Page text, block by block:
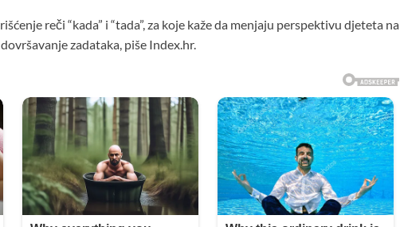
reči “kada” i “tada”, za koje kaže da menjaju perspektivu djeteta na
zadataka, piše Index.hr.